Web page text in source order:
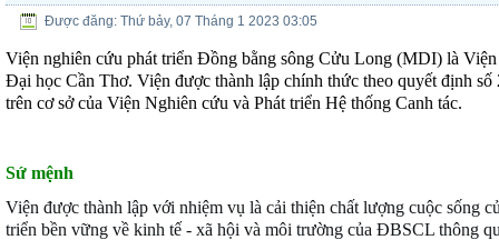
Được đăng: Thứ bảy, 07 Tháng 1 2023 03:05
Viện nghiên cứu phát triển Đồng bằng sông Cửu Long (MDI) là
Đại học Cần Thơ. Viện được thành lập chính thức theo quyết định
trên cơ sở của Viện Nghiên cứu và Phát triển Hệ thống Canh tác.
Sứ mệnh
Viện được thành lập với nhiệm vụ là cải thiện chất lượng cuộc sống
triển bền vững về kinh tế - xã hội và môi trường của ĐBSCL thông